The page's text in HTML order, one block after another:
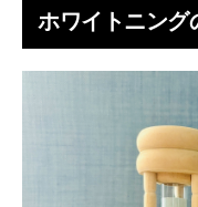
ホワイトニング